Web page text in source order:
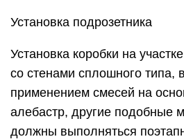
Установка подрозетника
Установка коробки на
со стенами сплошного типа,
применением смесей на
алебастр, другие подобные
должны выполняться